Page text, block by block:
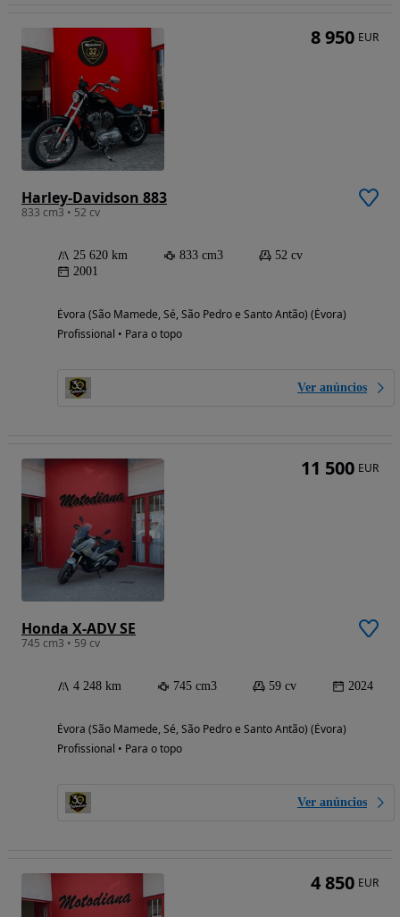
Harley-Davidson 883
833 cm3 • 52 cv
25 620 km 833 cm3
52 cv
2001
Évora (São Mamede, Sé, São Pedro e Santo Antão) (Évora)
Profissional • Para o topo
Ver anúncios
8 950 EUR
Honda X-ADV SE
745 cm3 • 59 cv
4 248 km 745 cm3 59 cv 2024
Évora (São Mamede, Sé, São Pedro e Santo Antão) (Évora)
Profissional • Para o topo
Ver anúncios
11 500 EUR
4 850 EUR